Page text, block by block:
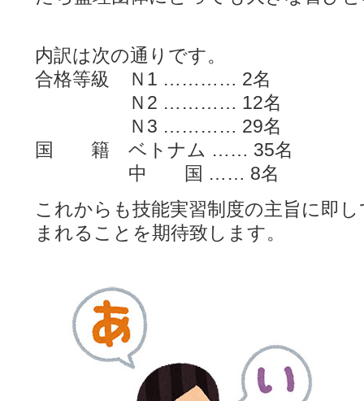
内訳は次の通りです。
合格等級 Ｎ1 ………… 2名
Ｎ2 ………… 12名
Ｎ3 ………… 29名
国 籍 ベトナム …… 35名
中 国 …… 8名
これからも技能実習制度の主旨に即
まれることを期待致します。